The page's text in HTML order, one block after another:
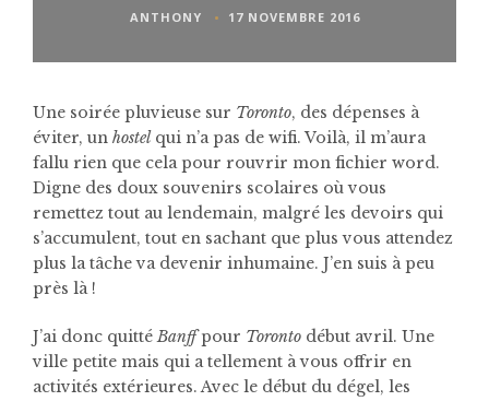
ANTHONY 17 NOVEMBRE 2016
Une soirée pluvieuse sur Toronto, des dépenses à
éviter, un hostelqui n’a pas de wifi. Voilà, il m’aura
fallu rien que cela pour rouvrir mon fichier word.
Digne des doux souvenirs scolaires où vous
remettez tout au lendemain, malgré les devoirs qui
s’accumulent, tout en sachant que plus vous attendez
plus la tâche va devenir inhumaine. J’en suis à peu
près là !
J’ai donc quittéBanffpour Toronto début avril. Une
ville petite mais qui a tellement à vous offrir en
activités extérieures. Avec le début du dégel, les